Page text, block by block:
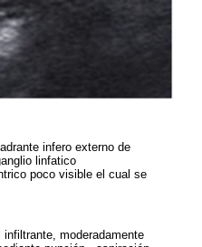
infero externo de
linfatico
poco visible el cual se
moderadamente